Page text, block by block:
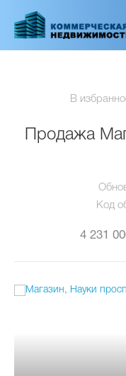
основному
В
Продажа
Код
4 231